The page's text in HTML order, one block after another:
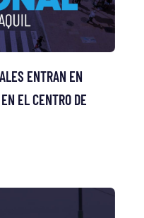
ENTRAN EN
EL CENTRO DE